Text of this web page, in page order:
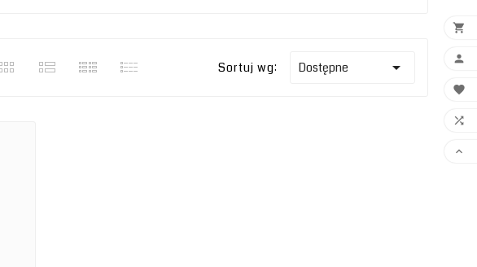
Sortuj wg: Dostępne 




